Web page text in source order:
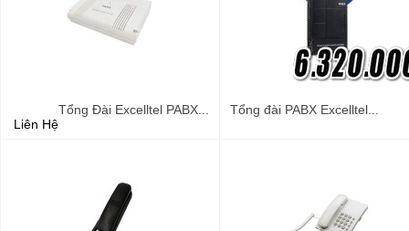
Liên Hệ
Tổng Đài Excelltel PABX... Tổng đài PABX Excelltel...